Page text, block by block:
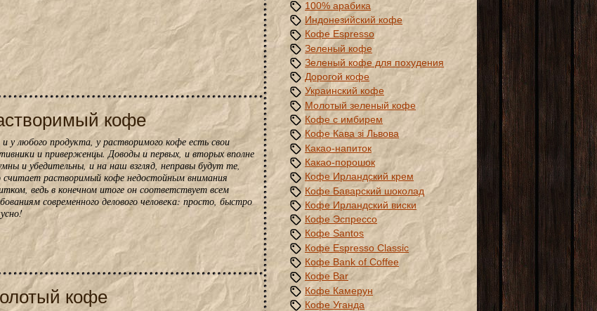
кофе
у любого продукта, у растворимого кофе есть свои
и приверженцы. Доводы и первых, и вторых вполне
и убедительны, и на наш взгляд, неправы будут те,
растворимый кофе недостойным внимания
ведь в конечном итоге он соответствует всем
современного делового человека: просто, быстро
кофе
100% арабика
Индонезийский кофе
Кофе Espresso
Зеленый кофе
Зеленый кофе для похудения
Дорогой кофе
Украинский кофе
Молотый зеленый кофе
Кофе с имбирем
Кофе Кава зі Львова
Какао-напиток
Какао-порошок
Кофе Ирландский крем
Кофе Баварский шоколад
Кофе Ирландский виски
Кофе Эспрессо
Кофе Santos
Кофе Espresso Classic
Кофе Bank of Coffee
Кофе Bar
Кофе Камерун
Кофе Уганда